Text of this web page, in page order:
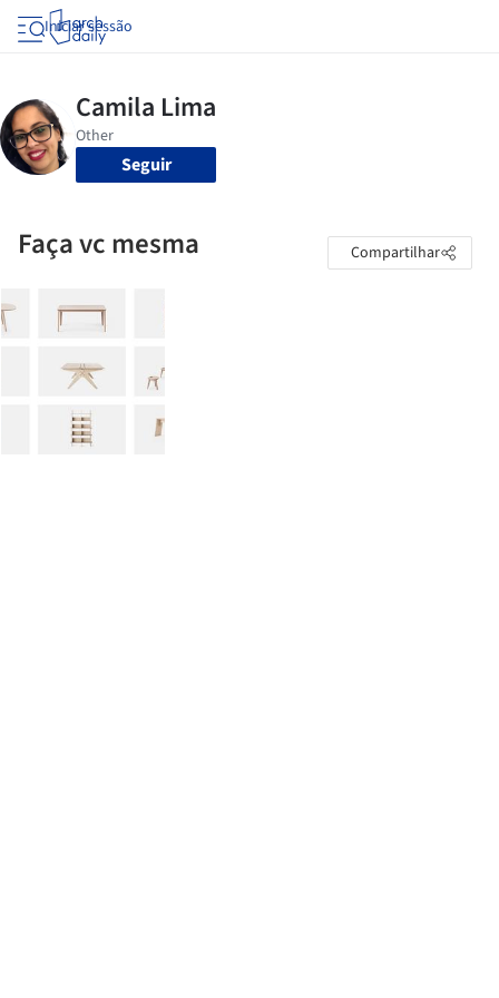
Iniciar sessão
Seguir
Faça vc mesma Compartilhar